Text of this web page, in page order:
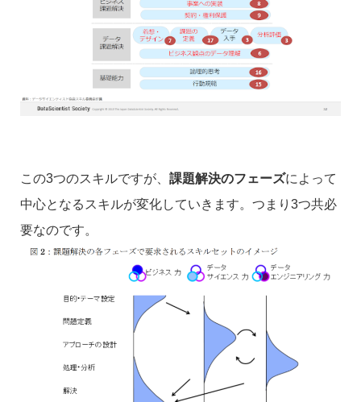
この3つのスキルですが、 課題解決のフェーズによって
中心となるスキルが変化していきます。つまり3つ共必
要なのです。